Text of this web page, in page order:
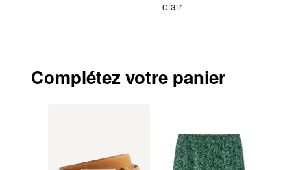
clair
Complétez votre panier